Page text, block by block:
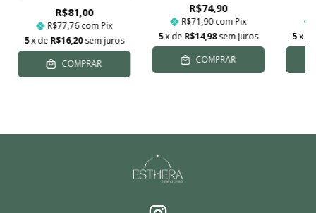
R$81,00
R$77,76com Pix
5x de R$16,20 sem juros
COMPRAR
R$74,90
R$71,90com Pix
5x de R$14,98 sem juros
COMPRAR
5 x